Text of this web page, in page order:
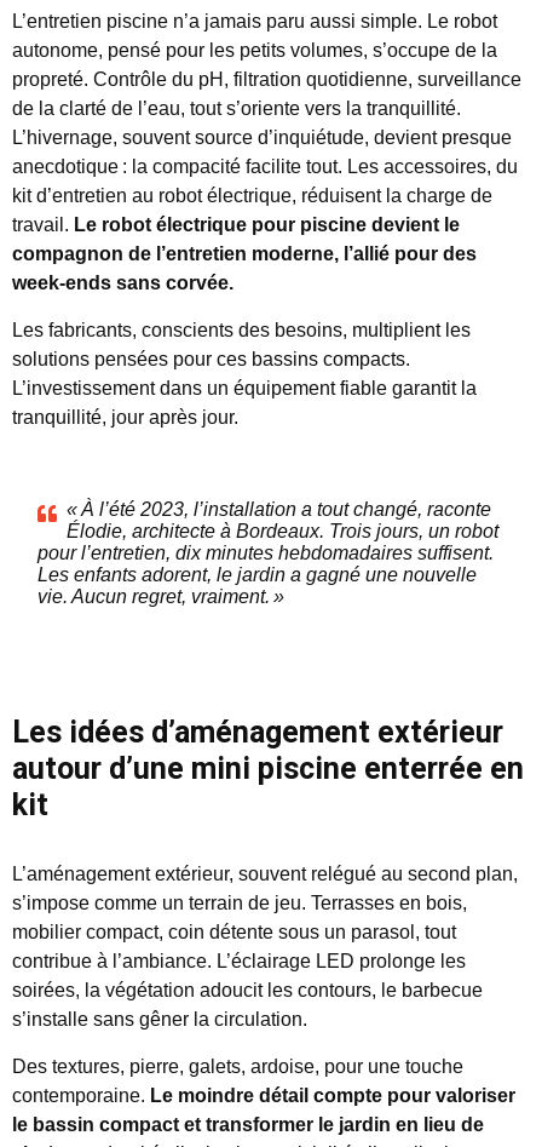
L’entretien piscine n’a jamais paru aussi simple. Le robot
autonome, pensé pour les petits volumes, s’occupe de la
propreté. Contrôle du pH, filtration quotidienne, surveillance
de la clarté de l’eau, tout s’oriente vers la tranquillité.
L’hivernage, souvent source d’inquiétude, devient presque
anecdotique : la compacité facilite tout. Les accessoires, du
kit d’entretien au robot électrique, réduisent la charge de
travail. Le robot électrique pour piscine devient le
compagnon de l’entretien moderne, l’allié pour des
week-ends sans corvée.
Les fabricants, conscients des besoins, multiplient les
solutions pensées pour ces bassins compacts.
L’investissement dans un équipement fiable garantit la
tranquillité, jour après jour.
« À l’été 2023, l’installation a tout changé, raconte
Élodie, architecte à Bordeaux. Trois jours, un robot
pour l’entretien, dix minutes hebdomadaires suffisent.
Les enfants adorent, le jardin a gagné une nouvelle
vie. Aucun regret, vraiment. »
Les idées d’aménagement extérieur
autour d’une mini piscine enterrée en
kit
L’aménagement extérieur, souvent relégué au second plan,
s’impose comme un terrain de jeu. Terrasses en bois,
mobilier compact, coin détente sous un parasol, tout
contribue à l’ambiance. L’éclairage LED prolonge les
soirées, la végétation adoucit les contours, le barbecue
s’installe sans gêner la circulation.
Des textures, pierre, galets, ardoise, pour une touche
contemporaine. Le moindre détail compte pour valoriser
le bassin compact et transformer le jardin en lieu de